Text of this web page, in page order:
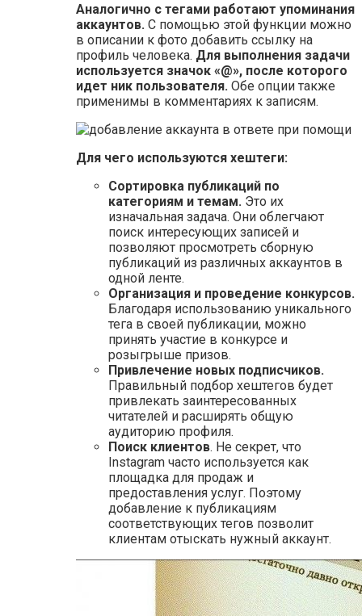
Аналогично с тегами работают упоминания
аккаунтов. С помощью этой функции можно
в описании к фото добавить ссылку на
профиль человека. Для выполнения задачи
используется значок «@», после которого
идет ник пользователя. Обе опции также
применимы в комментариях к записям.
Для чего используются хештеги:
Сортировка публикаций по
категориям и темам. Это их
изначальная задача. Они облегчают
поиск интересующих записей и
позволяют просмотреть сборную
публикаций из различных аккаунтов в
одной ленте.
Организация и проведение конкурсов.
Благодаря использованию уникального
тега в своей публикации, можно
принять участие в конкурсе и
розыгрыше призов.
Привлечение новых подписчиков.
Правильный подбор хештегов будет
привлекать заинтересованных
читателей и расширять общую
аудиторию профиля.
Поиск клиентов. Не секрет, что
Instagram часто используется как
площадка для продаж и
предоставления услуг. Поэтому
добавление к публикациям
соответствующих тегов позволит
клиентам отыскать нужный аккаунт.